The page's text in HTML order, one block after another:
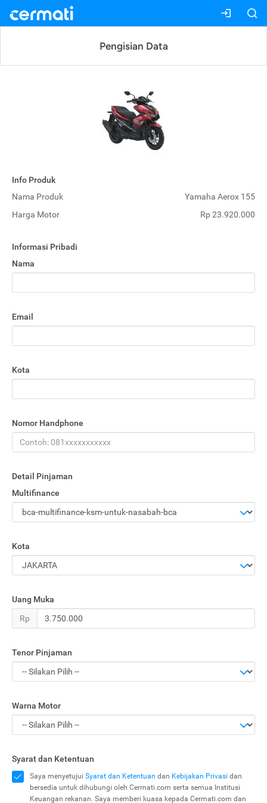
Pengisian Data
Info Produk
Nama Produk
Yamaha Aerox 155
Harga Motor
Rp 23.920.000
Informasi Pribadi
Nama
Email
Kota
Nomor Handphone
Detail Pinjaman
Multifinance
Kota
Uang Muka
Rp
Tenor Pinjaman
Warna Motor
Syarat dan Ketentuan
Saya menyetujui Syarat dan Ketentuan dan Kebijakan Privasi dan
bersedia untuk dihubungi oleh Cermati.com serta semua Institusi
Keuangan rekanan. Saya memberi kuasa kepada Cermati.com dan